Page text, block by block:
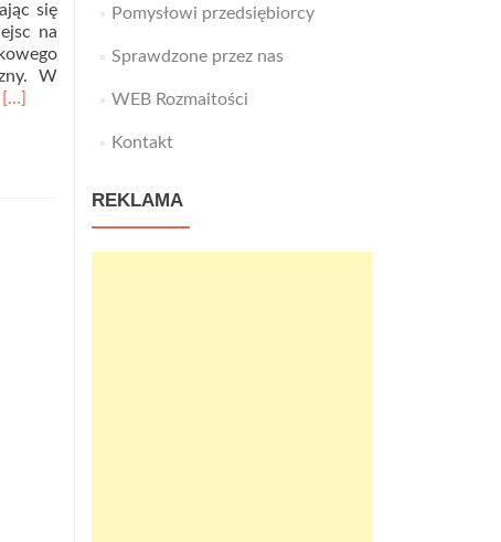
się
na
W
Read
[…]
Pomysłowi przedsiębiorcy
Sprawdzone przez nas
WEB Rozmaitości
Kontakt
REKLAMA